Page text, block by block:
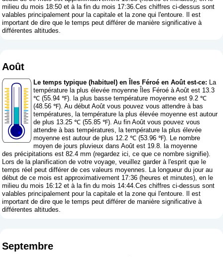
milieu du mois 18:50 et à la fin du mois 17:36.Ces chiffres ci-dessus sont
valables principalement pour la capitale et la zone qui l'entoure. Il est
important de dire que le temps peut différer de manière significative à
différentes altitudes.
Août
Le temps typique (habituel) en Îles Féroé en Août est-ce: La
température la plus élevée moyenne Îles Féroé à Août est 13.3
℃ (55.94 ℉). la plus basse température moyenne est 9.2 ℃
(48.56 ℉). Au début Août vous pouvez vous attendre à bas
températures, la température la plus élevée moyenne est autour
de plus 13.25 ℃ (55.85 ℉). Au fin Août vous pouvez vous
attendre à bas températures, la température la plus élevée
moyenne est autour de plus 12.2 ℃ (53.96 ℉). Le nombre
moyen de jours pluvieux dans Août est 19.8. la moyenne
des précipitations est 82.4 mm (regardez ici, ce que ce nombre signifie).
Lors de la planification de votre voyage, veuillez garder à l'esprit que le
temps réel peut différer de ces valeurs moyennes. La longueur du jour au
début de ce mois est approximativement 17:36 (heures et minutes), en le
milieu du mois 16:12 et à la fin du mois 14:44.Ces chiffres ci-dessus sont
valables principalement pour la capitale et la zone qui l'entoure. Il est
important de dire que le temps peut différer de manière significative à
différentes altitudes.
Septembre